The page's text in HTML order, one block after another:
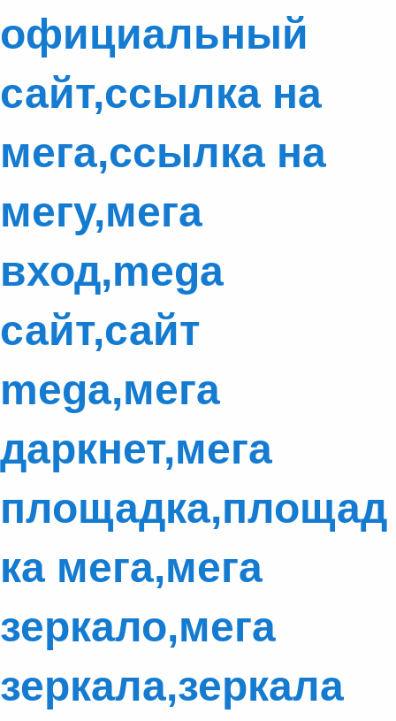
официальный
сайт,ссылка на
мега,ссылка на
мегу,мега
вход,mega
сайт,сайт
mega,мега
даркнет,мега
площадка,площад
ка мега,мега
зеркало,мега
зеркала,зеркала